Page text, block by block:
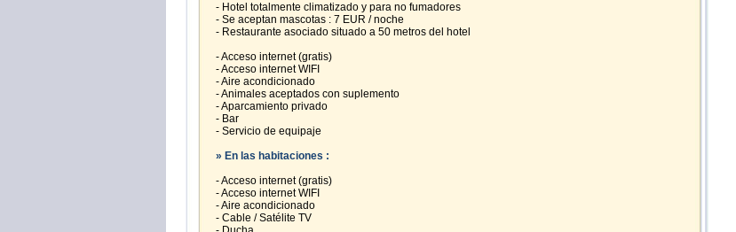
- Hotel totalmente climatizado y para no fumadores
- Se aceptan mascotas : 7 EUR / noche
- Restaurante asociado situado a 50 metros del hotel
- Acceso internet (gratis)
- Acceso internet WIFI
- Aire acondicionado
- Animales aceptados con suplemento
- Aparcamiento privado
- Bar
- Servicio de equipaje
» En las habitaciones :
- Acceso internet (gratis)
- Acceso internet WIFI
- Aire acondicionado
- Cable / Satélite TV